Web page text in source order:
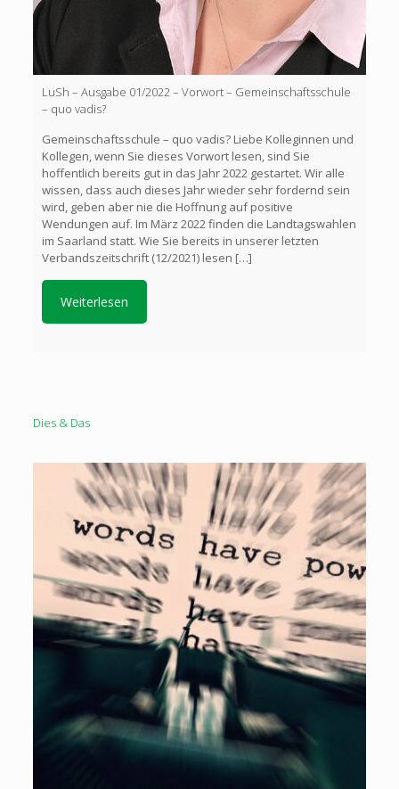
LuSh – Ausgabe 01/2022 – Vorwort – Gemeinschaftsschule
– quo vadis?
Gemeinschaftsschule – quo vadis? Liebe Kolleginnen und
Kollegen, wenn Sie dieses Vorwort lesen, sind Sie
hoffentlich bereits gut in das Jahr 2022 gestartet. Wir alle
wissen, dass auch dieses Jahr wieder sehr fordernd sein
wird, geben aber nie die Hoffnung auf positive
Wendungen auf. Im März 2022 finden die Landtagswahlen
im Saarland statt. Wie Sie bereits in unserer letzten
Verbandszeitschrift (12/2021) lesen […]
Weiterlesen
Dies & Das